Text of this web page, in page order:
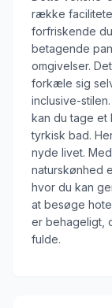
række
forfriskende
betagende
omgivelser.
forkæle sig
inclusive-
kan du tage et
tyrkisk bad.
nyde livet.
naturskønhed
hvor du kan
at besøge
er behageligt,
fulde.